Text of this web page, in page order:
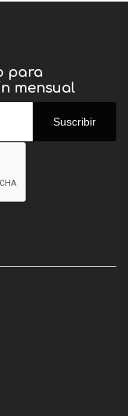
para
mensual
Suscribir